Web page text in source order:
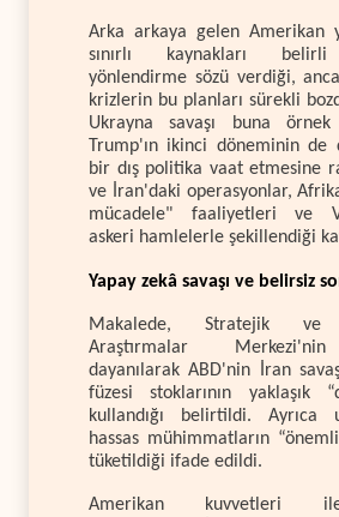
Arka arkaya gelen Amerikan
sınırlı kaynakları
yönlendirme sözü verdiği,
krizlerin bu planları sürekli
Ukrayna savaşı buna örnek
Trump'ın ikinci döneminin de
bir dış politika vaat etmesine
ve İran'daki operasyonlar,
mücadele" faaliyetleri ve
askeri hamlelerle şekillendiği
Yapay zekâ savaşı ve belirsiz
Makalede, Stratejik ve
Araştırmalar
dayanılarak ABD'nin İran
füzesi stoklarının yaklaşık
kullandığı belirtildi. Ayrıca
hassas mühimmatların
tüketildiği ifade edildi.
Amerikan kuvvetleri